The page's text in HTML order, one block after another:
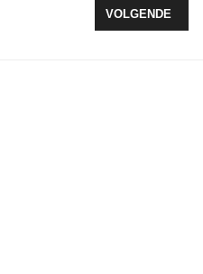
KOM 3 DECEMBER NAAR DE
VOLGENDE
VOLGENDE